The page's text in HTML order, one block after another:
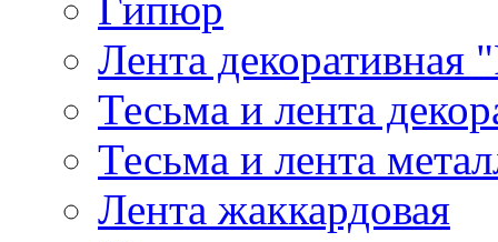
Лента декоративная
Тесьма и лента
Тесьма и лента
Лента жаккардовая